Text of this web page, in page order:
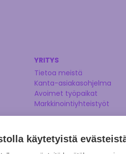
YRITYS
Tietoa meistä
Kanta-asiakasohjelma
Avoimet työpaikat
Markkinointiyhteistyöt
käytetyistä